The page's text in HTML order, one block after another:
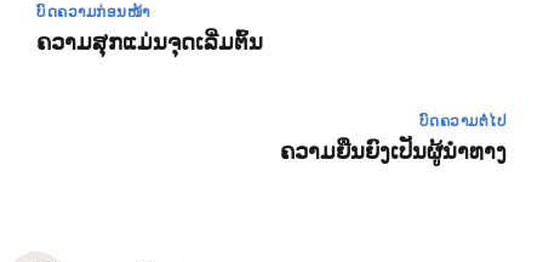
ບົດຄວາມກ່ອນໜ້າ
ຄວາມສຸກແມ່ນຈຸດເລີ່ມຕົ້ນ
ບົດຄວາມຕໍ່ໄປ
ຄວາມຍືນຍົງເປັນຜູ້ນຳທາງ